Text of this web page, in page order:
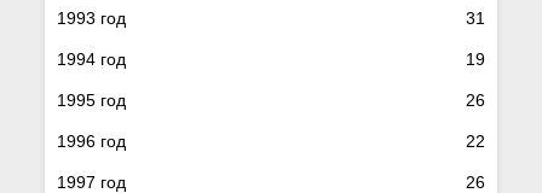
1993 год 31
1994 год 19
1995 год 26
1996 год 22
1997 год 26